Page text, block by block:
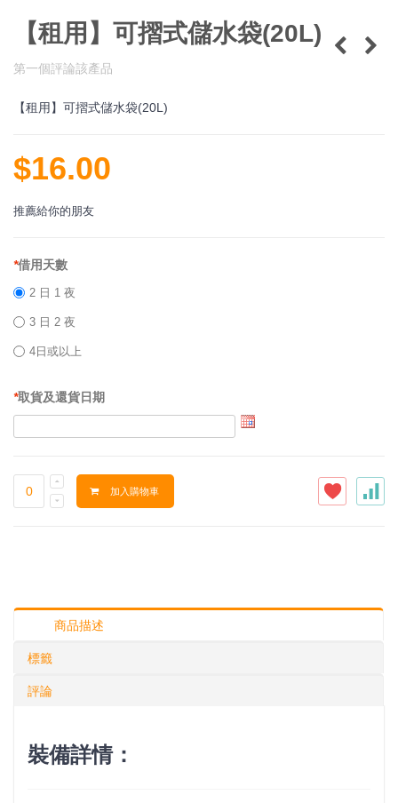
【租用】可摺式儲水袋(20L)
第一個評論該產品
【租用】可摺式儲水袋(20L)
$16.00
推薦給你的朋友
*借用天數
2 日 1 夜
3 日 2 夜
4日或以上
*取貨及還貨日期
加入購物車
商品描述
標籤
評論
裝備詳情：